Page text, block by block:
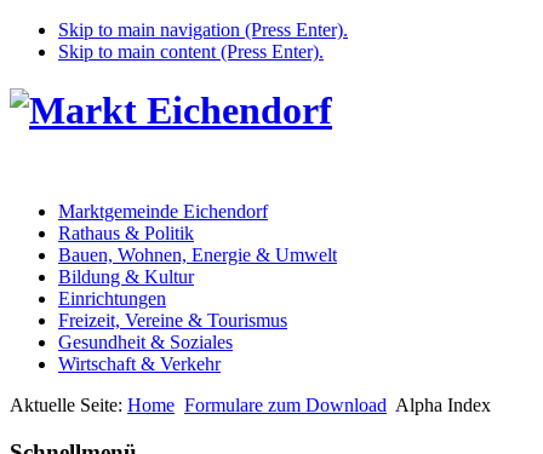
Skip to main navigation (Press Enter).
Skip to main content (Press Enter).
Marktgemeinde Eichendorf
Rathaus & Politik
Bauen, Wohnen, Energie & Umwelt
Bildung & Kultur
Einrichtungen
Freizeit, Vereine & Tourismus
Gesundheit & Soziales
Wirtschaft & Verkehr
Aktuelle Seite: Home Formulare zum Download Alpha Index